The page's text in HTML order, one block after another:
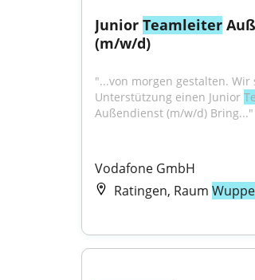
Junior Teamleiter
(m/w/d)
"...von morgen gestalten. Wir
Unterstützung einen Junior
Außendienst (m/w/d) Bring..."
Vodafone GmbH
Ratingen, Raum